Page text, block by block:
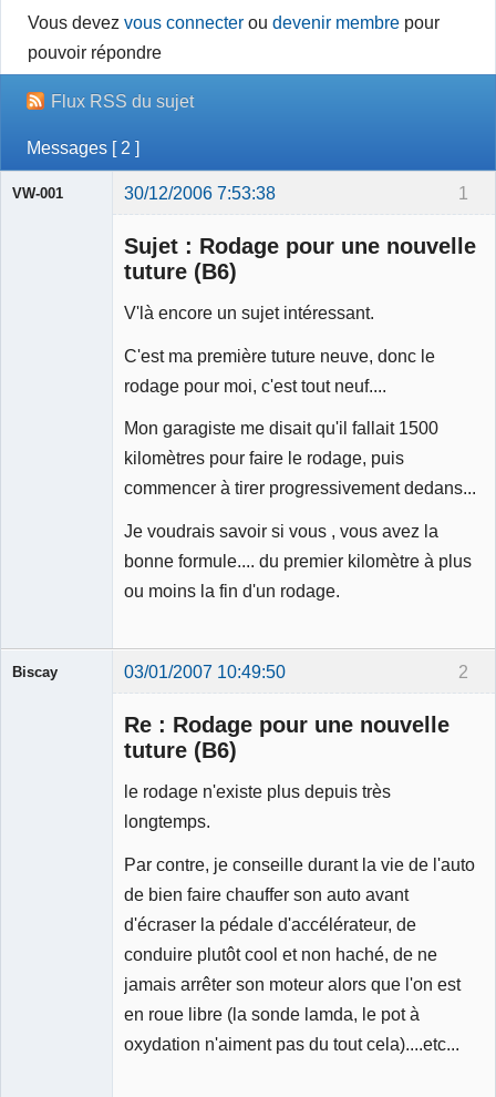
Vous devezvous connecter oudevenir membre pour
pouvoir répondre
Flux RSS du sujet
Messages [ 2 ]
1
VW-001 30/12/2006 7:53:38
Sujet : Rodage pour une nouvelle
tuture (B6)
V'là encore un sujet intéressant.
C'est ma première tuture neuve, donc le
rodage pour moi, c'est tout neuf....
Mon garagiste me disait qu'il fallait 1500
kilomètres pour faire le rodage, puis
commencer à tirer progressivement dedans...
Je voudrais savoir si vous , vous avez la
bonne formule.... du premier kilomètre à plus
ou moins la fin d'un rodage.
2
Biscay 03/01/2007 10:49:50
Re : Rodage pour une nouvelle
tuture (B6)
le rodage n'existe plus depuis très
longtemps.
Par contre, je conseille durant la vie de l'auto
de bien faire chauffer son auto avant
d'écraser la pédale d'accélérateur, de
conduire plutôt cool et non haché, de ne
jamais arrêter son moteur alors que l'on est
en roue libre (la sonde lamda, le pot à
oxydation n'aiment pas du tout cela)....etc...